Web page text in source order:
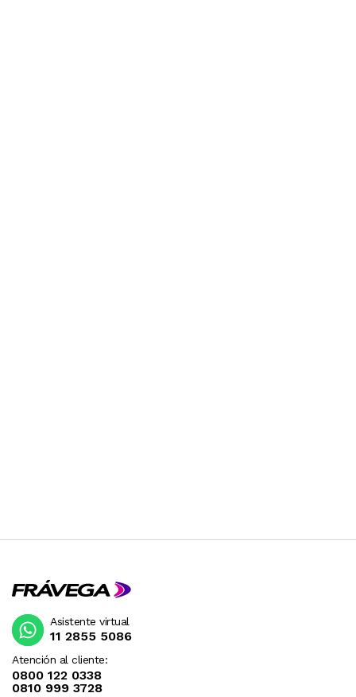
Atención al cliente:
0800 122 0338
0810 999 3728
Asistente virtual
11 2855 5086